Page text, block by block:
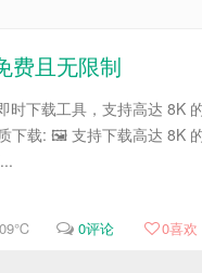
费且无限制
时下载工具，支持高达 8K
下载: 🖼 支持下载高达 8K
0评论 0喜欢